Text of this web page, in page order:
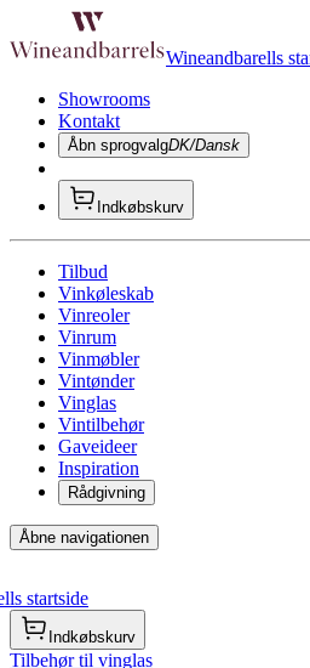
Wineandbarells
Showrooms
Kontakt
Åbn sprogvalgDK/Dansk
Indkøbskurv
Tilbud
Vinkøleskab
Vinreoler
Vinrum
Vinmøbler
Vintønder
Vinglas
Vintilbehør
Gaveideer
Inspiration
Rådgivning
Åbne navigationen
startside
Indkøbskurv
Tilbehør til vinglas